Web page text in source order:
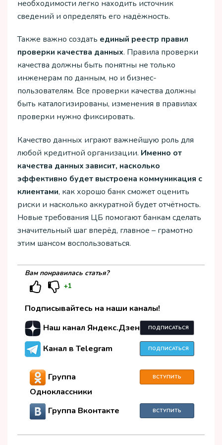
необходимости легко находить источник
сведений и определять его надёжность.
Также важно создать единый реестр правил
проверки качества данных. Правила проверки
качества должны быть понятны не только
инженерам по данным, но и бизнес-
пользователям. Все проверки качества должны
быть каталогизированы, изменения в правилах
проверки нужно фиксировать.
Качество данных играют важнейшую роль для
любой кредитной организации. Именно от
качества данных зависит, насколько
эффективно будет выстроена коммуникация с
клиентами, как хорошо банк сможет оценить
риски и насколько аккуратной будет отчётность.
Новые требования ЦБ помогают банкам сделать
значительный шаг вперёд, главное – грамотно
этим шансом воспользоваться.
Вам понравилась статья?
+1
Подписывайтесь на наши каналы!
Наш канал Яндекс.Дзен
ПОДПИСАТЬСЯ
Канал в Telegram ПОДПИСАТЬСЯ
Группа
Одноклассники
ВСТУПИТЬ
Группа Вконтакте ВСТУПИТЬ